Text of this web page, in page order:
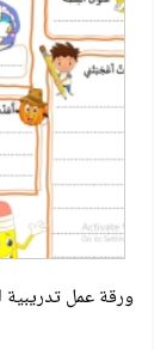
ورقة عمل تدريبية